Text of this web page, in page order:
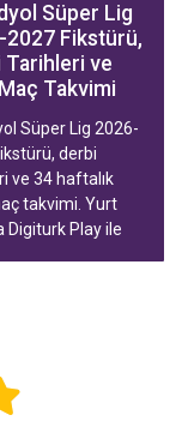
Süper Lig
2027 Fikstürü,
Tarihleri ve
Takvimi
Süper Lig 2026-
derbi
ve 34 haftalık
takvimi. Yurt
Digiturk Play ile